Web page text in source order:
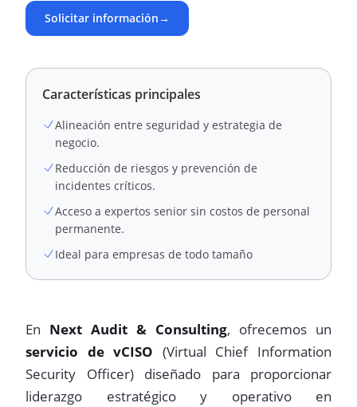
Solicitar información→
Características principales
Alineación entre seguridad y estrategia de
negocio.
Reducción de riesgos y prevención de
incidentes críticos.
Acceso a expertos senior sin costos de personal
permanente.
Ideal para empresas de todo tamaño
En Next Audit & Consulting, ofrecemos un
servicio de vCISO (Virtual Chief Information
Security Officer) diseñado para proporcionar
liderazgo estratégico y operativo en